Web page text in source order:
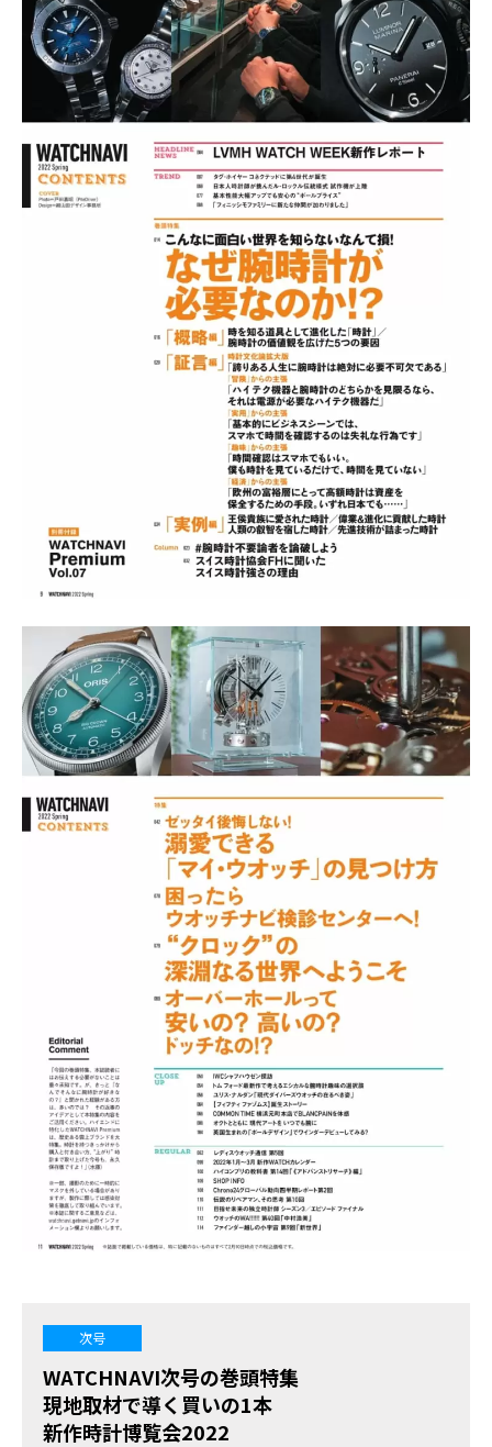
次号
WATCHNAVI次号の巻頭特集
現地取材で導く買いの1本
新作時計博覧会2022